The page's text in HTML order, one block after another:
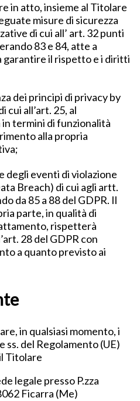
in atto, insieme al Titolare
misure di sicurezza
di cui all’ art. 32 punti
83 e 84, atte a
garantire il rispetto e i diritti
dei principi di privacy by
cui all’art. 25, al
in termini di funzionalità
alla propria
degli eventi di violazione
Breach) di cui agli artt.
da 85 a 88 del GDPR. Il
parte, in qualità di
rispetterà
28 del GDPR con
a quanto previsto ai
in qualsiasi momento, i
ss. del Regolamento (UE)
Titolare
legale presso P.zza
Ficarra (Me)